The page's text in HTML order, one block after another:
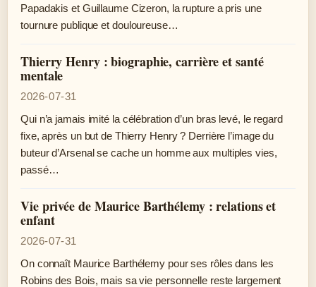
Papadakis et Guillaume Cizeron, la rupture a pris une
tournure publique et douloureuse…
Thierry Henry : biographie, carrière et santé
mentale
2026-07-31
Qui n’a jamais imité la célébration d’un bras levé, le regard
fixe, après un but de Thierry Henry ? Derrière l’image du
buteur d’Arsenal se cache un homme aux multiples vies,
passé…
Vie privée de Maurice Barthélemy : relations et
enfant
2026-07-31
On connaît Maurice Barthélemy pour ses rôles dans les
Robins des Bois, mais sa vie personnelle reste largement